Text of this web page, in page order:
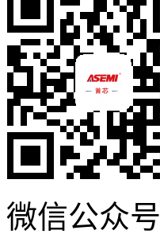
微信公众号